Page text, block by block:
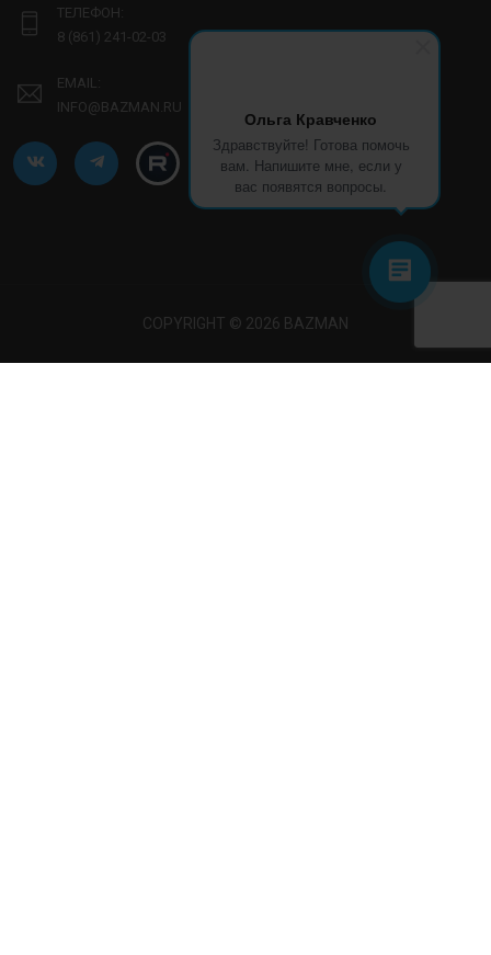
Ольга Кравченко
Здравствуйте! Готова помочь
вам. Напишите мне, если у
вас появятся вопросы.
ТЕЛЕФОН:
8 (861) 241-02-03
EMAIL:
INFO@BAZMAN.RU
COPYRIGHT © 2026 BAZMAN